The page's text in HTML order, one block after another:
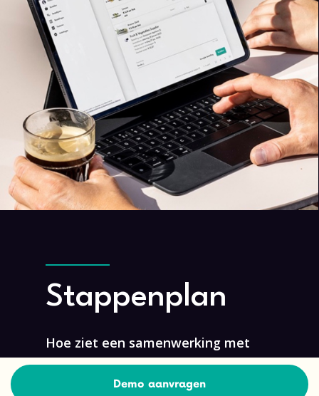
Stappenplan
Hoe ziet een samenwerking met
inOne eruit?
Demo aanvragen